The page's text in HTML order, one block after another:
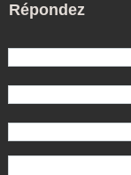
Répondez